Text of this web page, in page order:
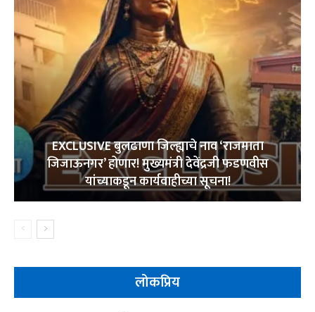
EXCLUSIVE बुलढाणा जिल्ह्याचे नाव ‘राजमाता
जिजाऊनगर’ होणार! मुख्यमंत्री देवेंद्रजी फडणवीस
यांच्याकडून कार्यवाहीच्या सूचना!
लोकप्रिय